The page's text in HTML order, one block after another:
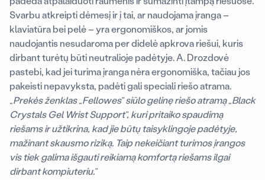
Svarbu atkreipti dėmesį ir į tai, ar naudojama įranga –
klaviatūra bei pelė – yra ergonomiškos, ar jomis
naudojantis nesudaroma per didelė apkrova riešui, kuris
dirbant turėtų būti neutralioje padėtyje. A. Drozdovė
pastebi, kad jei turima įranga nėra ergonomiška, tačiau jos
pakeisti nepavyksta, padėti gali speciali riešo atrama.
„Prekės ženklas „Fellowes“ siūlo gelinę riešo atramą „Black
Crystals Gel Wrist Support“, kuri pritaiko spaudimą
riešams ir užtikrina, kad jie būtų taisyklingoje padėtyje,
mažinant skausmo riziką. Taip nekeičiant turimos įrangos
vis tiek galima išgauti reikiamą komfortą riešams ilgai
dirbant kompiuteriu.“